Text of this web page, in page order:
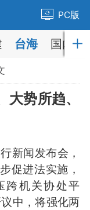
PC版
台海 国内
势所趋、
闻发布会，
促进法实施，
跨机关协处平
中，将强化两